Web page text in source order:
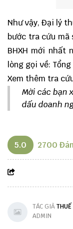
Như vậy, Đại lý
bước tra cứu mã
BHXH mới nhất
lòng gọi về:
Xem thêm tra
Mời các bạn
dấu doanh
5.0 2700
TÁC GIẢ
ADMIN